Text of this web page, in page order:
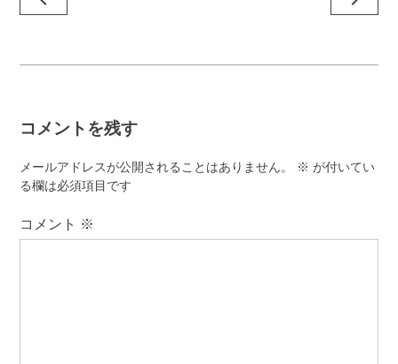
稿
ー
シ
ョ
コメントを残す
メールアドレスが公開されることはありません。 ※ が付いてい
る欄は必須項目です
コメント ※